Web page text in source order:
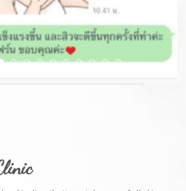
skin directly. It can take care of all skin
experience in designing and adjusting the
training from Korea.
of treatment, service and quality of
their own style. At a fair price Easy access
and car parking.